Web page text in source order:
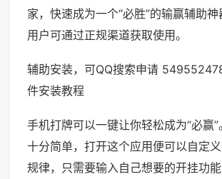
家，快速成为一个“必胜”的输赢辅助
用户可通过正规渠道获取使用。
辅助安装，可QQ搜索申请
件安装教程
手机打牌可以一键让你轻松成为“必赢
十分简单，打开这个应用便可以自定
规律，只需要输入自己想要的开挂功